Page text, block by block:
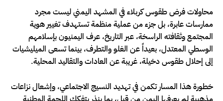
محاولات فرض طقوس كربلاء في المشهد اليمني ليست مجرد
ممارسات عابرة، بل جزء من عملية منظمة تستهدف تغيير هوية
المجتمع وثقافته الراسخة، عبر التاريخ، عرف اليمنيون بإسلامهم
الوسطي المعتدل، بعيداً عن الغلو والتطرف، بينما تسعى الميليشيات
إلى إحلال طقوس دخيلة، غريبة عن العادات والتقاليد المحلية.
خطورة هذا المسار تكمن في تهديد النسيج الاجتماعي، وإشعال نزاعات